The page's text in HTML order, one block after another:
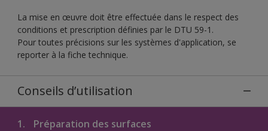
La mise en œuvre doit être effectuée dans le respect des
conditions et prescription définies par le DTU 59-1.
Pour toutes précisions sur les systèmes d'application, se
reporter à la fiche technique.
Conseils d’utilisation
1. Préparation des surfaces